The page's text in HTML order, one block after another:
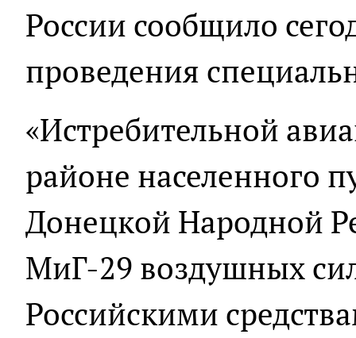
России сообщило
проведения
«Истребительной
районе населенного
Донецкой Народной
МиГ-29 воздушных
Российскими